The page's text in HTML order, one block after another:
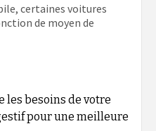
certaines voitures
de moyen de
les besoins de votre
pour une meilleure